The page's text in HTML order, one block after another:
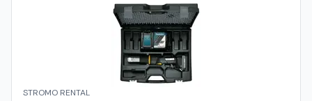
STROMO RENTAL